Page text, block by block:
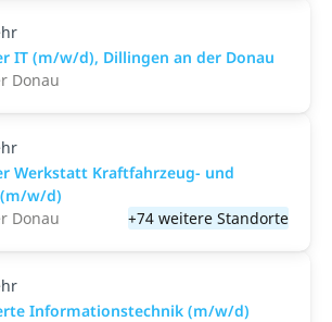
IT (m/w/d), Dillingen an der Donau
Donau
Werkstatt Kraftfahrzeug- und
w/d)
Donau
+74 weitere Standorte
Informationstechnik (m/w/d)